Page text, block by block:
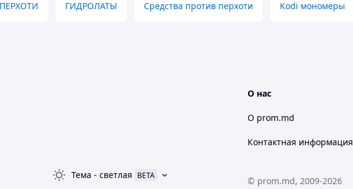
ГИДРОЛАТЫ Средства против перхоти Kodi мономеры
О нас
О prom.md
Контактная информация
Тема - светлая BETA © prom.md, 2009-2026